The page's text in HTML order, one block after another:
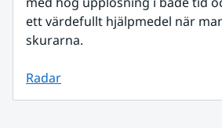
ett värdefullt hjälpmedel när
skurarna.
Radar